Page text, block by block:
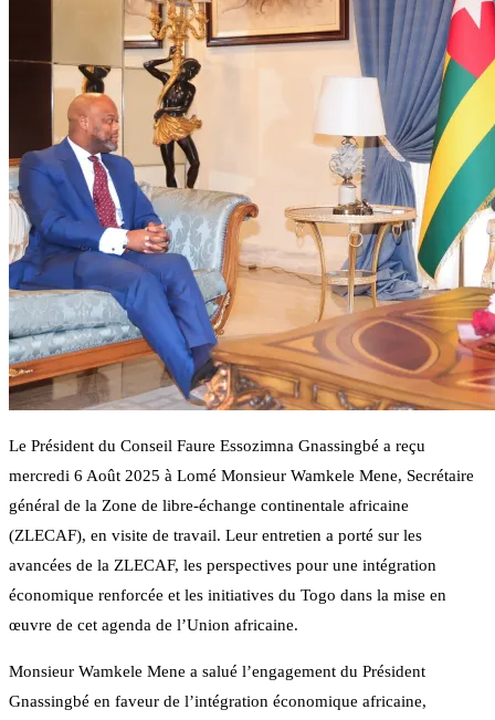
Le Président du Conseil Faure Essozimna Gnassingbé a reçu
mercredi 6 Août 2025 à Lomé Monsieur Wamkele Mene, Secrétaire
général de la Zone de libre-échange continentale africaine
(ZLECAF), en visite de travail. Leur entretien a porté sur les
avancées de la ZLECAF, les perspectives pour une intégration
économique renforcée et les initiatives du Togo dans la mise en
œuvre de cet agenda de l’Union africaine.
Monsieur Wamkele Mene a salué l’engagement du Président
Gnassingbé en faveur de l’intégration économique africaine,